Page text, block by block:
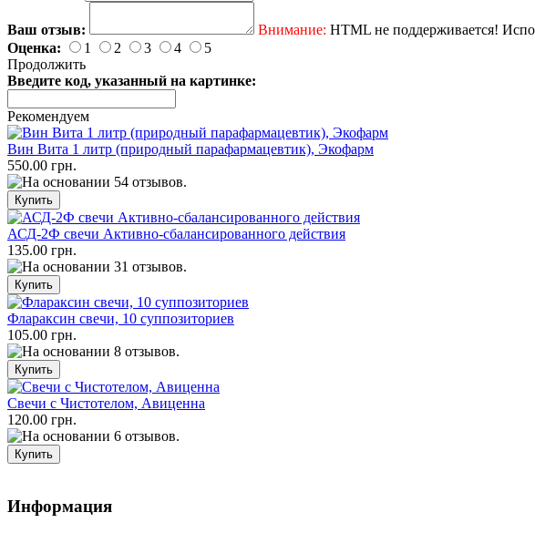
Ваш отзыв: Внимание: HTML не поддерживается!
Оценка:
1 2 3 4
5
Продолжить
Введите код, указанный на картинке:
Рекомендуем
Вин Вита 1 литр (природный парафармацевтик), Экофарм
550.00 грн.
АСД-2Ф свечи Активно-сбалансированного действия
135.00 грн.
Флараксин свечи, 10 суппозиториев
105.00 грн.
Свечи с Чистотелом, Авиценна
120.00 грн.
Информация